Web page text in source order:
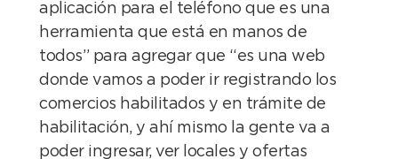
aplicación para el teléfono que es una
herramienta que está en manos de
todos” para agregar que “es una web
donde vamos a poder ir registrando los
comercios habilitados y en trámite de
habilitación, y ahí mismo la gente va a
poder ingresar, ver locales y ofertas